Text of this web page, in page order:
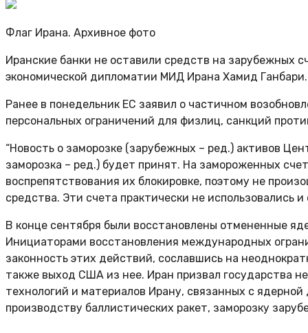
Флаг Ирана. Архивное фото
Иранские банки не оставили средств на зарубежных
экономической дипломатии МИД Ирана Хамид Ганбари.
Ранее в понедельник ЕС заявил о частичном
персональных ограничений для физлиц, санкций
“Новость о заморозке (зарубежных – ред.) активов
заморозка – ред.) будет принят. На замороженных
воспрепятствования их блокировке, поэтому не
средства. Эти счета практически не использовались
В конце сентября были восстановлены отмененные
Инициаторами восстановления международных
законность этих действий, сославшись на
также выход США из нее. Иран призвал государства
технологий и материалов Ирану, связанных с
производству баллистических ракет, заморозку